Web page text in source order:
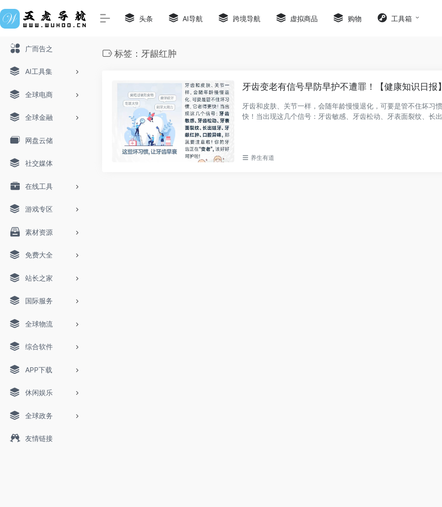
广而告之
AI工具集
全球电商
全球金融
网盘云储
社交媒体
在线工具
游戏专区
素材资源
免费大全
站长之家
国际服务
全球物流
综合软件
APP下载
休闲娱乐
全球政务
友情链接
头条 AI导航 跨境导航 虚拟商品 购物 工具箱
标签：牙龈红肿
牙齿变老有信号早防早护不遭罪！【健康知识日报
牙齿和皮肤、关节一样，会随年龄慢慢退化，可要是管不住坏习
快！当出现这几个信号：牙齿敏感、牙齿松动、牙表面裂纹、长
养生有道